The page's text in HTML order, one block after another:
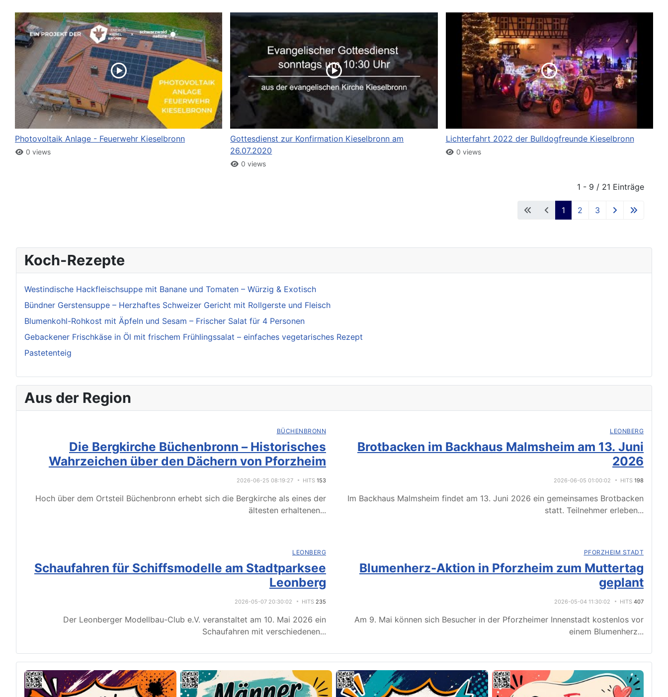
Photovoltaik Anlage - Feuerwehr Kieselbronn
0 views
Gottesdienst zur Konfirmation Kieselbronn am
26.07.2020
0 views
Lichterfahrt 2022 der Bulldogfreunde Kieselbronn
0 views
1 - 9 / 21 Einträge
1 2 3
Koch-Rezepte
Westindische Hackfleischsuppe mit Banane und Tomaten – Würzig & Exotisch
Bündner Gerstensuppe – Herzhaftes Schweizer Gericht mit Rollgerste und Fleisch
Blumenkohl-Rohkost mit Äpfeln und Sesam – Frischer Salat für 4 Personen
Gebackener Frischkäse in Öl mit frischem Frühlingssalat – einfaches vegetarisches Rezept
Pastetenteig
Aus der Region
BÜCHENBRONN
Die Bergkirche Büchenbronn – Historisches
Wahrzeichen über den Dächern von Pforzheim
2026-06-25 08:19:27 HITS 153
Hoch über dem Ortsteil Büchenbronn erhebt sich die Bergkirche als eines der
ältesten erhaltenen...
LEONBERG
Brotbacken im Backhaus Malmsheim am 13. Juni
2026
2026-06-05 01:00:02 HITS 198
Im Backhaus Malmsheim findet am 13. Juni 2026 ein gemeinsames Brotbacken
statt. Teilnehmer erleben...
LEONBERG
Schaufahren für Schiffsmodelle am Stadtparksee
Leonberg
2026-05-07 20:30:02 HITS 235
Der Leonberger Modellbau-Club e.V. veranstaltet am 10. Mai 2026 ein
Schaufahren mit verschiedenen...
PFORZHEIM STADT
Blumenherz-Aktion in Pforzheim zum Muttertag
geplant
2026-05-04 11:30:02 HITS 407
Am 9. Mai können sich Besucher in der Pforzheimer Innenstadt kostenlos vor
einem Blumenherz...